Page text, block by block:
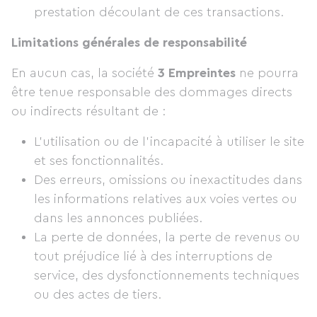
prestation découlant de ces transactions.
Limitations générales de responsabilité
En aucun cas, la société 3 Empreintes ne pourra
être tenue responsable des dommages directs
ou indirects résultant de :
L’utilisation ou de l’incapacité à utiliser le site
et ses fonctionnalités.
Des erreurs, omissions ou inexactitudes dans
les informations relatives aux voies vertes ou
dans les annonces publiées.
La perte de données, la perte de revenus ou
tout préjudice lié à des interruptions de
service, des dysfonctionnements techniques
ou des actes de tiers.